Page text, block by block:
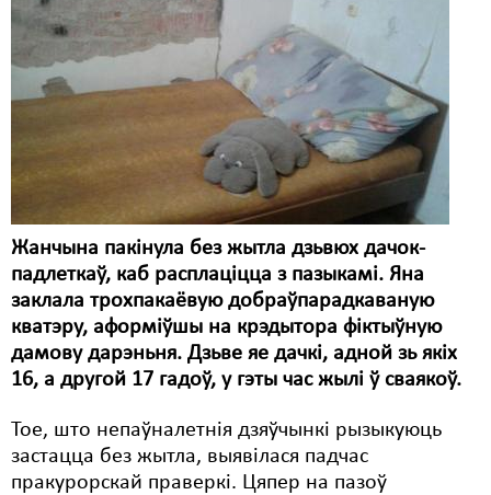
Жанчына пакінула без жытла дзьвюх дачок-
падлеткаў, каб расплаціцца з пазыкамі. Яна
заклала трохпакаёвую добраўпарадкаваную
кватэру, аформіўшы на крэдытора фіктыўную
дамову дарэньня. Дзьве яе дачкі, адной зь якіх
16, а другой 17 гадоў, у гэты час жылі ў сваякоў.
Тое, што непаўналетнія дзяўчынкі рызыкуюць
застацца без жытла, выявілася падчас
пракурорскай праверкі. Цяпер на пазоў
КПЧ ААН
Культурныя правы
Палітвязьні
Праваабаронцы
Правы дзіцяці
Пэнітэнцыярная сыстэма
Распальваньне варожасьці
Рознае